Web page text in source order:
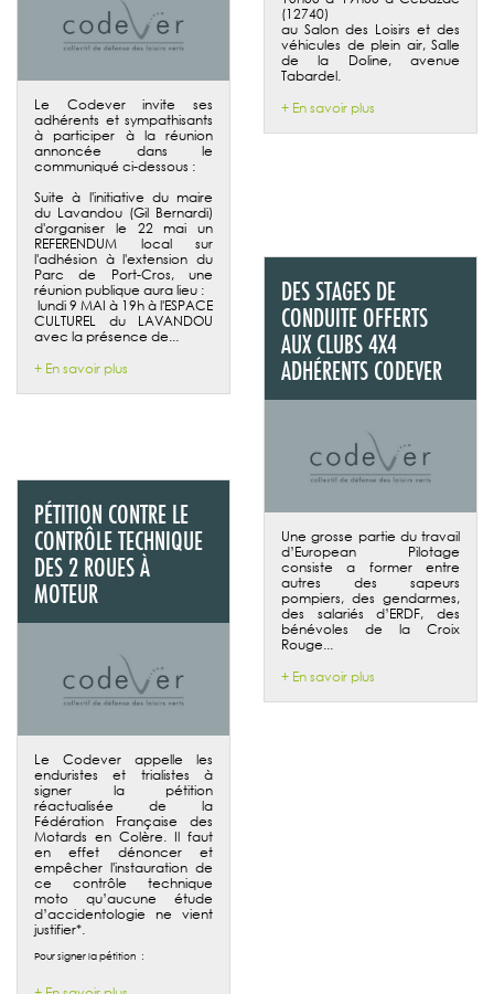
(12740)
au Salon des Loisirs et des
véhicules de plein air, Salle
de la Doline, avenue
Tabardel.
+ En savoir plus
Le Codever invite ses
adhérents et sympathisants
à participer à la réunion
annoncée dans le
communiqué ci-dessous :
Suite à l'initiative du maire
du Lavandou (Gil Bernardi)
d'organiser le 22 mai un
REFERENDUM local sur
l'adhésion à l'extension du
Parc de Port-Cros, une
réunion publique aura lieu :
lundi 9 MAI à 19h à l'ESPACE
CULTUREL du LAVANDOU
avec la présence de...
+ En savoir plus
DES STAGES DE
CONDUITE OFFERTS
AUX CLUBS 4X4
ADHÉRENTS CODEVER
Une grosse partie du travail
d’European Pilotage
consiste a former entre
autres des sapeurs
pompiers, des gendarmes,
des salariés d’ERDF, des
bénévoles de la Croix
Rouge...
+ En savoir plus
PÉTITION CONTRE LE
CONTRÔLE TECHNIQUE
DES 2 ROUES À
MOTEUR
Le Codever appelle les
enduristes et trialistes à
signer la pétition
réactualisée de la
Fédération Française des
Motards en Colère. Il faut
en effet dénoncer et
empêcher l'instauration de
ce contrôle technique
moto qu’aucune étude
d’accidentologie ne vient
justifier*.
Pour signer la pétition :